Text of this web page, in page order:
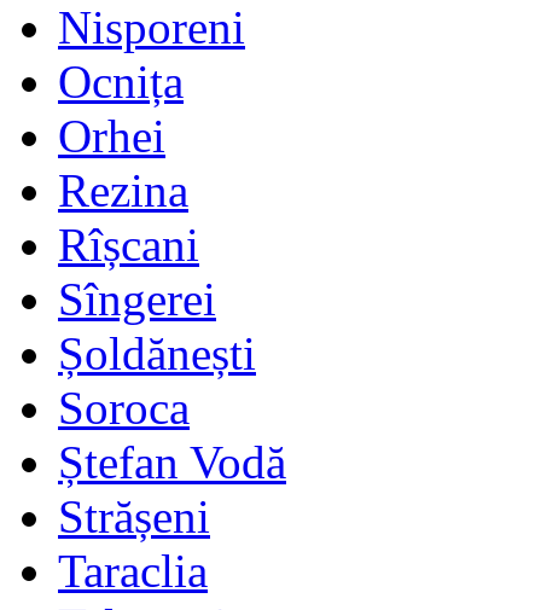
Nisporeni
Ocnița
Orhei
Rezina
Rîșcani
Sîngerei
Șoldănești
Soroca
Ștefan Vodă
Strășeni
Taraclia